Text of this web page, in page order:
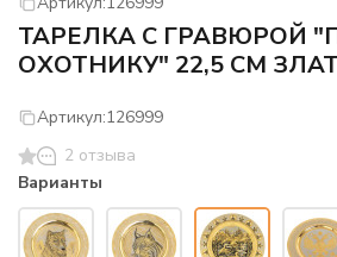
ТАРЕЛКА С ГРАВЮРОЙ
ОХОТНИКУ" 22,5 СМ
Артикул:126999
2 отзыва
Варианты